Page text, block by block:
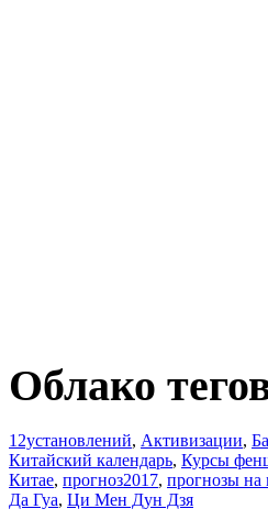
Облако
12установлений, Активизации,
Китайский календарь, Курсы
Китае, прогноз2017, прогнозы на
Да Гуа, Ци Мен Дун Дзя